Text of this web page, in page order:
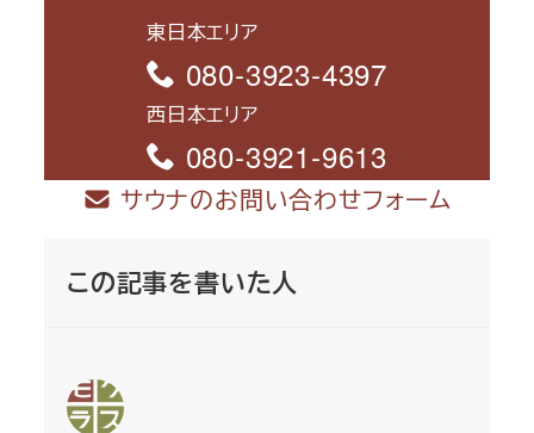
東日本エリア
080-3923-4397
西日本エリア
080-3921-9613
サウナのお問い合わせフォーム
この記事を書いた人